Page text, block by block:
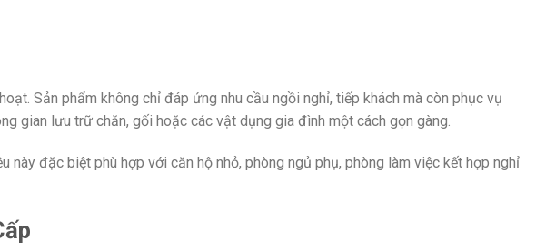
Sản phẩm không chỉ đáp ứng nhu cầu ngồi nghỉ, tiếp khách mà còn phục vụ
gian lưu trữ chăn, gối hoặc các vật dụng gia đình một cách gọn gàng.
đặc biệt phù hợp với căn hộ nhỏ, phòng ngủ phụ, phòng làm việc kết hợp nghỉ